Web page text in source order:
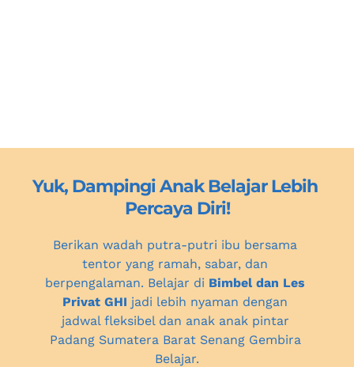
Yuk, Dampingi Anak Belajar Lebih
Percaya Diri!
Berikan wadah putra-putri ibu bersama
tentor yang ramah, sabar, dan
berpengalaman. Belajar di Bimbel dan Les
Privat GHI jadi lebih nyaman dengan
Padang Sumatera Barat Senang Gembira
Belajar.